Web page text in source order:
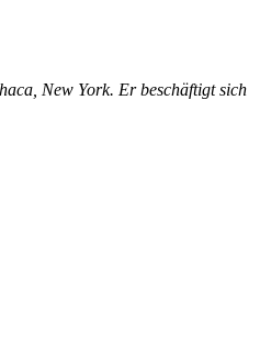
New York. Er beschäftigt sich